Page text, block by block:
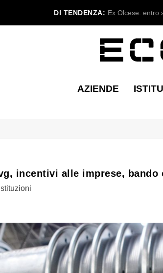
DI TENDENZA: Ex Olcese: entro
AZIENDE
incentivi alle imprese,
Istituzioni